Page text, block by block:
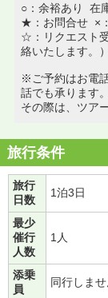
○：余裕あり 在
★：お問合せ ×
☆：リクエスト
絡いたします。）
※ご予約はお電
話でも承ります。
その際は、ツア
旅行条件
旅行
日数
1泊3日
最少
催行
人数
1人
添乗
員
同行しませ